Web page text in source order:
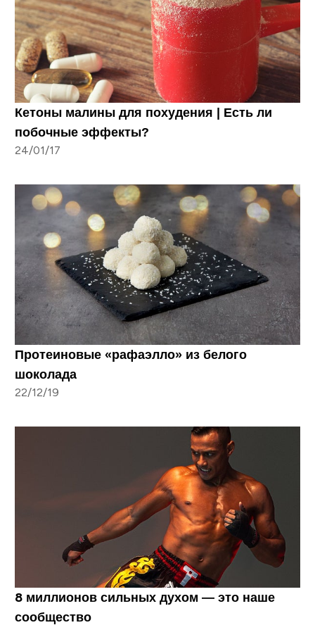
Кетоны малины для похудения | Есть ли
побочные эффекты?
24/01/17
Протеиновые «рафаэлло» из белого
шоколада
22/12/19
8 миллионов сильных духом — это наше
сообщество